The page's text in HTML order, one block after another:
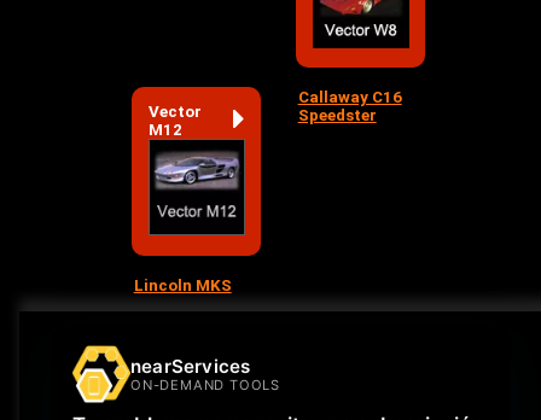
Vector
M12
Callaway C16
Speedster
Lincoln MKS